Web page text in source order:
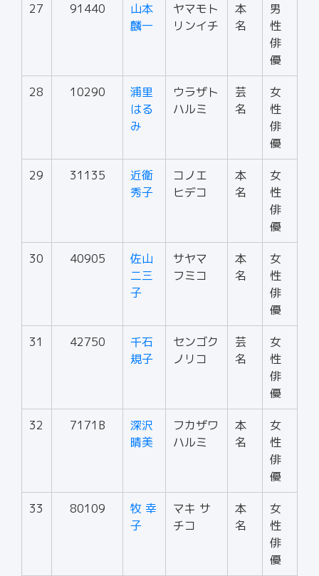
27 91440
山本
麟一
ヤマモト
リンイチ
本
名
男
性
俳
優
28 10290
浦里
はる
み
ウラザト
ハルミ
芸
名
女
性
俳
優
29 31135
近衛
秀子
コノエ
ヒデコ
本
名
女
性
俳
優
30 40905
佐山
二三
子
サヤマ
フミコ
本
名
女
性
俳
優
31 42750
千石
規子
センゴク
ノリコ
芸
名
女
性
俳
優
32 7171B
深沢
晴美
フカザワ
ハルミ
本
名
女
性
俳
優
33 80109
牧 幸
子
マキ サ
チコ
本
名
女
性
俳
優